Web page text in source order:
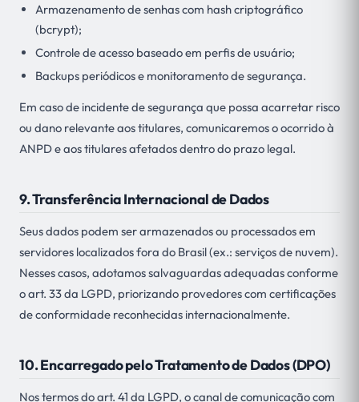
Armazenamento de senhas com hash criptográfico
(bcrypt);
Controle de acesso baseado em perfis de usuário;
Backups periódicos e monitoramento de segurança.
Em caso de incidente de segurança que possa acarretar risco
ou dano relevante aos titulares, comunicaremos o ocorrido à
ANPD e aos titulares afetados dentro do prazo legal.
9. Transferência Internacional de Dados
Seus dados podem ser armazenados ou processados em
servidores localizados fora do Brasil (ex.: serviços de nuvem).
Nesses casos, adotamos salvaguardas adequadas conforme
o art. 33 da LGPD, priorizando provedores com certificações
de conformidade reconhecidas internacionalmente.
10. Encarregado pelo Tratamento de Dados (DPO)
Nos termos do art. 41 da LGPD, o canal de comunicação com